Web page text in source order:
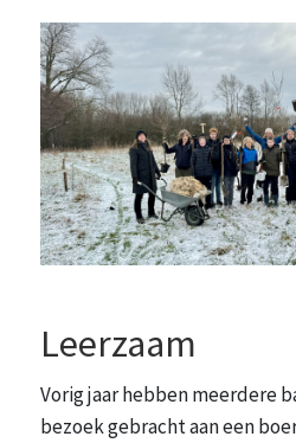
Leerzaam
Vorig jaar hebben meerdere
bezoek gebracht aan een